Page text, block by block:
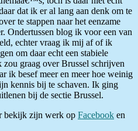
dat ik er al lang aan denk om te
te stappen naar het eenzame
Ondertussen blog ik voor een van
echter vraag ik mij af of ik
om daar echt een stabiele
zou graag over Brussel schrijven
ik besef meer en meer hoe weinig
kennis bij te schaven. Ik ging
bij de sectie Brussel.
bekijk zijn werk op Facebook en